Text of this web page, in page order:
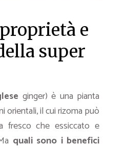
e
super
ginger) è una pianta
orientali, il cui rizoma può
fresco che essiccato e
quali sono i benefici